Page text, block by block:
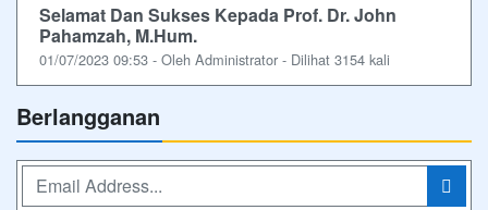
Selamat Dan Sukses Kepada Prof. Dr. John
Pahamzah, M.Hum.
01/07/2023 09:53 - Oleh Administrator - Dilihat 3154 kali
Berlangganan